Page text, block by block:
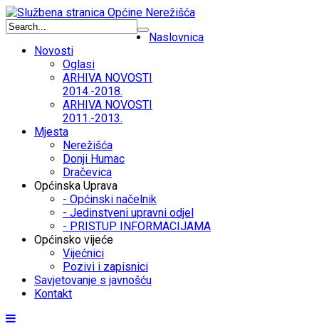
Naslovnica
Novosti
Oglasi
ARHIVA NOVOSTI
2014.-2018.
ARHIVA NOVOSTI
2011.-2013.
Mjesta
Nerežišća
Donji Humac
Dračevica
Općinska Uprava
- Općinski načelnik
- Jedinstveni upravni odjel
- PRISTUP INFORMACIJAMA
Općinsko vijeće
Vijećnici
Pozivi i zapisnici
Savjetovanje s javnošću
Kontakt